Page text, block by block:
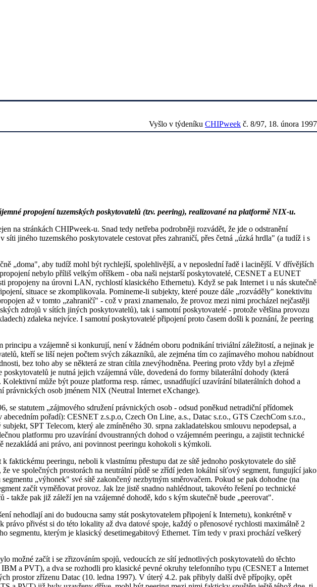
Vyšlo v týdeníku CHIPweek č. 8/97, 18. února 1997
propojení tuzemských poskytovatelů (tzv. peering), realizované na platformě NIX-u.
na stránkách CHIPweek-u. Snad tedy netřeba podrobněji rozvádět, že jde o odstranění
jiného tuzemského poskytovatele cestovat přes zahraničí, přes četná „úzká hrdla" (a tudíž i s
„doma", aby tudíž mohl být rychlejší, spolehlivější, a v neposlední řadě i lacinější. V dřívějších
nebylo příliš velkým oříškem - oba naši nejstarší poskytovatelé, CESNET a EUNET
na úrovni LAN, rychlostí klasického Ethernetu). Když se pak Internet i u nás skutečně
situace se zkomplikovala. Pomineme-li subjekty, které pouze dále „rozváděly" konektivitu
až v tomto „zahraničí" - což v praxi znamenalo, že provoz mezi nimi procházel nejčastěji
zdrojů v sítích jiných poskytovatelů), tak i samotní poskytovatelé - protože většina provozu
zdaleka nejvíce. I samotní poskytovatelé připojení proto časem došli k poznání, že peering
a vzájemně si konkurují, není v žádném oboru podnikání triviální záležitostí, a nejinak je
kteří se liší nejen počtem svých zákazníků, ale zejména tím co zajímavého mohou nabídnout
bez toho aby se některá ze stran cítila znevýhodněna. Peering proto vždy byl a zřejmě
je nutná jejich vzájemná vůle, dovedená do formy bilaterální dohody (která
může být pouze platforma resp. rámec, usnadňující uzavírání bilaterálních dohod a
právnických osob jménem NIX (Neutral Internet eXchange).
statutem „zájmového sdružení právnických osob - odsud poněkud netradiční přídomek
pořadí): CESNET z.s.p.o, Czech On Line, a.s., Datac s.r.o., GTS CzechCom s.r.o.,
SPT Telecom, který ale zmíněného 30. srpna zakladatelskou smlouvu nepodepsal, a
platformu pro uzavírání dvoustranných dohod o vzájemném peeringu, a zajistit technické
nezakládá ani právo, ani povinnost peeringu kohokoli s kýmkoli.
peeringu, neboli k vlastnímu přestupu dat ze sítě jednoho poskytovatele do sítě
ve společných prostorách na neutrální půdě se zřídí jeden lokální síťový segment, fungující jako
„výhonek" své sítě zakončený nezbytným směrovačem. Pokud se pak dohodne (na
začít vyměňovat provoz. Jak lze jistě snadno nahlédnout, takovéto řešení po technické
takže pak již záleží jen na vzájemné dohodě, kdo s kým skutečně bude „peerovat".
nehodlají ani do budoucna samy stát poskytovatelem připojení k Internetu), konkrétně v
přivést si do této lokality až dva datové spoje, každý o přenosové rychlosti maximálně 2
segmentu, kterým je klasický desetimegabitový Ethernet. Tím tedy v praxi prochází veškerý
možné začít i se zřizováním spojů, vedoucích ze sítí jednotlivých poskytovatelů do těchto
a PVT), a dva se rozhodli pro klasické pevné okruhy telefonního typu (CESNET a Internet
prostor zřízenu Datac (10. ledna 1997). V úterý 4.2. pak přibyly další dvě přípojky, opět